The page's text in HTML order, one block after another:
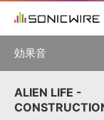
ソフト音源 »
初音ミク NT
KAITO V3
効果音
製品一覧
ALIEN LIFE -